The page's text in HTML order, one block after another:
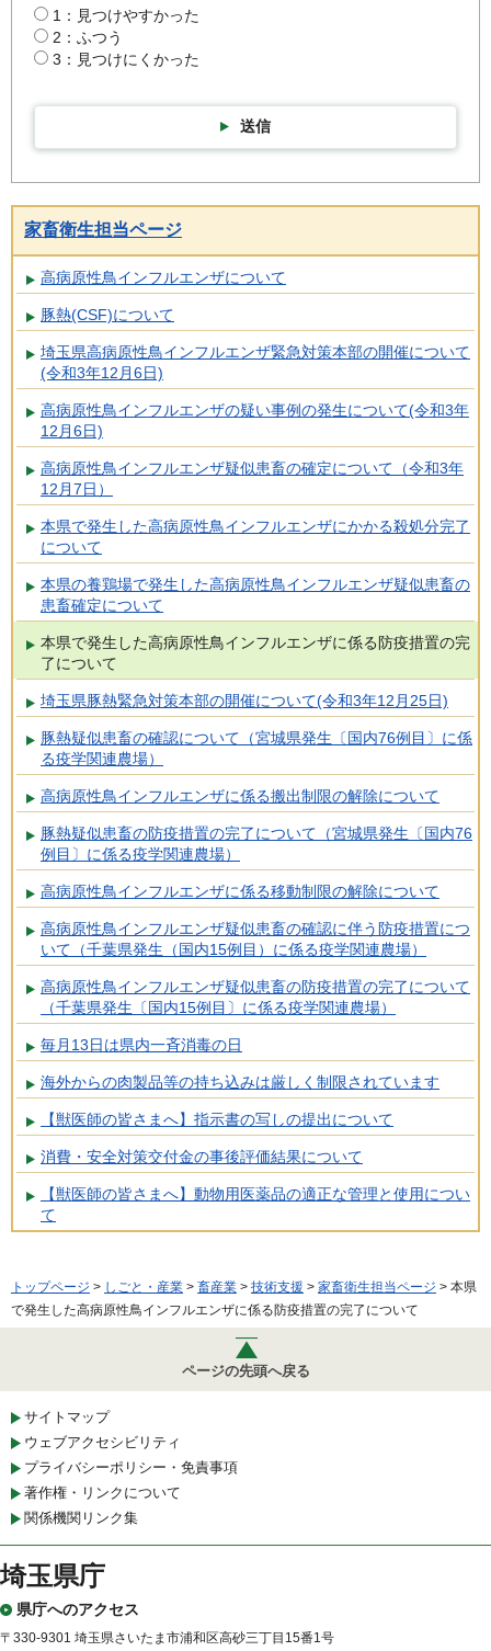
1：見つけやすかった
2：ふつう
3：見つけにくかった
送信
家畜衛生担当ページ
高病原性鳥インフルエンザについて
豚熱(CSF)について
埼玉県高病原性鳥インフルエンザ緊急対策本部の開催について
(令和3年12月6日)
高病原性鳥インフルエンザの疑い事例の発生について(令和3年
12月6日)
高病原性鳥インフルエンザ疑似患畜の確定について（令和3年
12月7日）
本県で発生した高病原性鳥インフルエンザにかかる殺処分完了
について
本県の養鶏場で発生した高病原性鳥インフルエンザ疑似患畜の
患畜確定について
本県で発生した高病原性鳥インフルエンザに係る防疫措置の完
了について
埼玉県豚熱緊急対策本部の開催について(令和3年12月25日)
豚熱疑似患畜の確認について（宮城県発生〔国内76例目〕に係
る疫学関連農場）
高病原性鳥インフルエンザに係る搬出制限の解除について
豚熱疑似患畜の防疫措置の完了について（宮城県発生〔国内76
例目〕に係る疫学関連農場）
高病原性鳥インフルエンザに係る移動制限の解除について
高病原性鳥インフルエンザ疑似患畜の確認に伴う防疫措置につ
いて（千葉県発生（国内15例目）に係る疫学関連農場）
高病原性鳥インフルエンザ疑似患畜の防疫措置の完了について
（千葉県発生〔国内15例目〕に係る疫学関連農場）
毎月13日は県内一斉消毒の日
海外からの肉製品等の持ち込みは厳しく制限されています
【獣医師の皆さまへ】指示書の写しの提出について
消費・安全対策交付金の事後評価結果について
【獣医師の皆さまへ】動物用医薬品の適正な管理と使用につい
て
トップページ > しごと・産業 > 畜産業 > 技術支援 > 家畜衛生担当ページ > 本県
で発生した高病原性鳥インフルエンザに係る防疫措置の完了について
ページの先頭へ戻る
サイトマップ
ウェブアクセシビリティ
プライバシーポリシー・免責事項
著作権・リンクについて
関係機関リンク集
埼玉県庁
県庁へのアクセス
〒330-9301 埼玉県さいたま市浦和区高砂三丁目15番1号